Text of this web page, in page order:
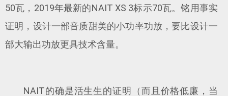
50瓦，2019年最新的NAIT XS 3标示70瓦。铭用事实
证明，设计一部音质甜美的小功率功放，要比设计一
部大输出功放更具技术含量。
NAIT的确是活生生的证明（而且价格低廉，当